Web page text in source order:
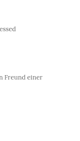
Freund einer